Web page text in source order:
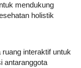
mendukung
holistik
interaktif untuk
antaranggota